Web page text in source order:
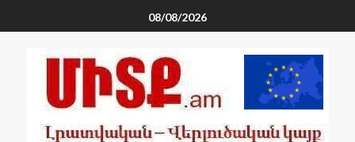
08/08/2026